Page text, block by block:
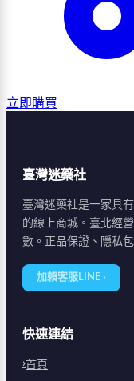
立即購買
臺灣迷藥社
臺灣迷藥社是一家具
的線上商城。臺北經
數。正品保證、隱私
加賴客服LINE ›
快速連結
首頁